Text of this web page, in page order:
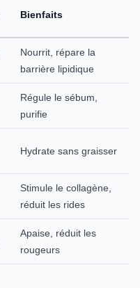
Bienfaits
Nourrit, répare la
barrière lipidique
Régule le sébum,
purifie
Hydrate sans graisser
Stimule le collagène,
réduit les rides
Apaise, réduit les
rougeurs